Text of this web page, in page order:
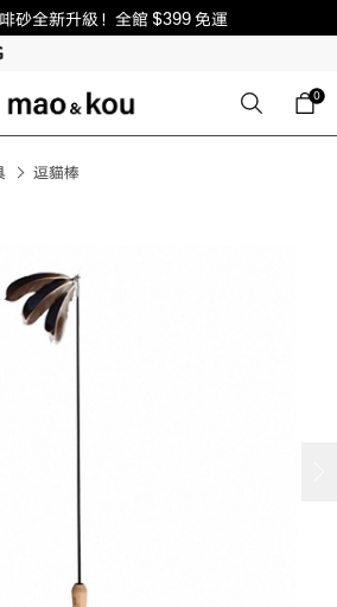
砂全新升級！全館 $399 免運
0
逗貓棒